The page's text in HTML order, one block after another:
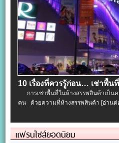
10 เรื่องที่ควรรู้ก่อน… เช่าพื้น
การเช่าพื้นที่ในห้างสรรพสินค้าเป็น
คน ด้วยความที่ห้างสรรพสินค้า[อ่านต่
แฟรนไชส์ยอดนิยม